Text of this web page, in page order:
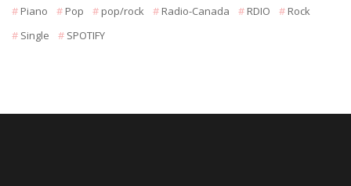
Piano
Pop pop/rock Radio-Canada RDIO
Rock
Single
SPOTIFY